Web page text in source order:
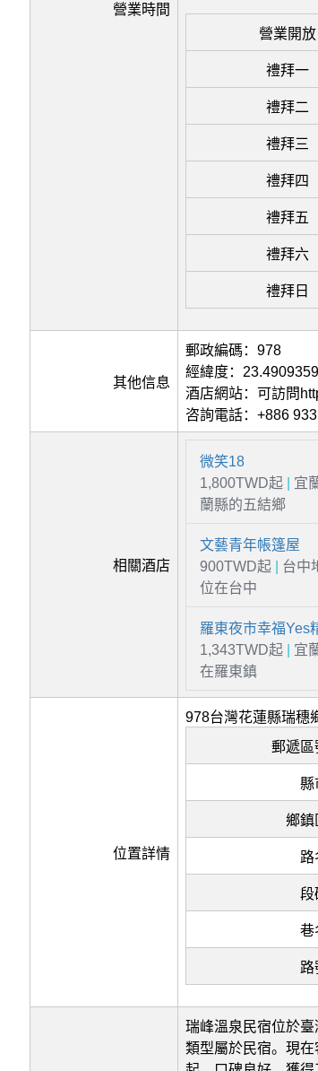
營業時間
營業開放
禮拜一
禮拜二
禮拜三
禮拜四
禮拜五
禮拜六
禮拜日
其他信息
郵政編碼：978
經緯度：
酒店網站：可訪問
咨詢電話：+886
相關酒店
微笑18
1,800TWD起
宜
蘭縣的五結鄉
文藝青年帳篷屋
900TWD起
台中
位在台中
羅東夜市幸福Yes
1,343TWD起
宜
在羅東鎮
位置詳情
978台灣花蓮縣瑞穗
郵遞區
縣
鄉鎮
路
段
巷
路
瑞峰溫泉民宿位於臺
類型屬於民宿。現